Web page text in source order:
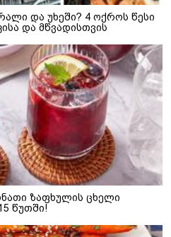
და უხეში? 4 ოქროს წესი
და მწვადისთვის
ზაფხულის ცხელი
წუთში!